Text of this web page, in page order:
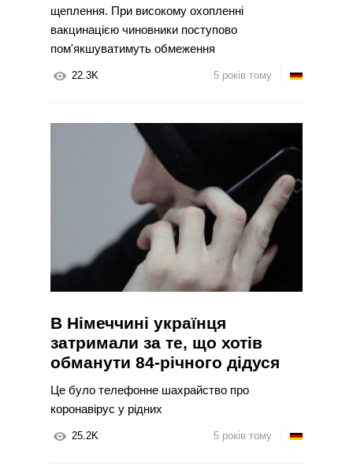
щеплення. При високому охопленні
вакцинацією чиновники поступово
пом'якшуватимуть обмеження
22.3K 5 років тому
В Німеччині українця
затримали за те, що хотів
обманути 84-річного дідуся
Це було телефонне шахрайство про
коронавірус у рідних
25.2K 5 років тому